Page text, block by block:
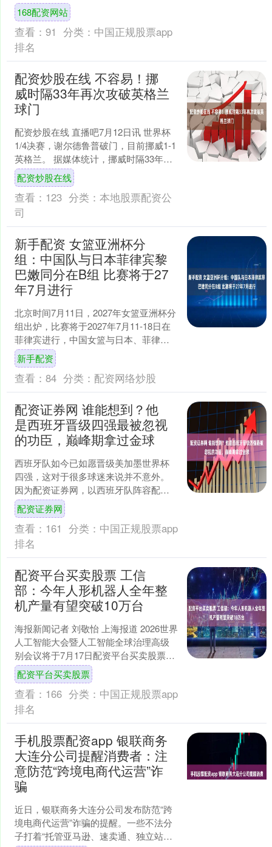
示：“让我们将目光转向AC米兰，米兰在
转会市场上已....
168配资网站
查看： 91 分类： 中国正规股票app
排名
配资炒股在线 不容易！挪
威时隔33年再次攻破英格兰
球门
配资炒股在线 直播吧7月12日讯 世界杯
1/4决赛，谢尔德鲁普破门，目前挪威1-1
英格兰。 据媒体统计，挪威时隔33年再
次在对阵英格兰的比赛中取得进球，上
次对阵....
配资炒股在线
查看： 123 分类： 本地股票配资公
司
新手配资 女篮亚洲杯分
组：中国队与日本菲律宾黎
巴嫩同分在B组 比赛将于27
年7月进行
北京时间7月11日，2027年女篮亚洲杯分
组出炉，比赛将于2027年7月11-18日在
菲律宾进行，中国女篮与日本、菲律
宾、黎巴嫩同组。 这是历史第32届比
赛，上....
新手配资
查看： 84 分类： 配资网络炒股
配资证券网 谁能想到？他
是西班牙晋级四强最被忽视
的功臣，巅峰期拿过金球
西班牙队如今已如愿晋级美加墨世界杯
四强，这对于很多球迷来说并不意外。
因为配资证券网，以西班牙队阵容配置
来看，斗牛士如果进不了世界杯四强，
绝对称得上是失败。球迷真....
配资证券网
查看： 161 分类： 中国正规股票app
排名
配资平台买卖股票 工信
部：今年人形机器人全年整
机产量有望突破10万台
海报新闻记者 刘敬怡 上海报道 2026世界
人工智能大会暨人工智能全球治理高级
别会议将于7月17日配资平台买卖股票至
20日在上海世博、张江、西岸“三地四
馆”启幕....
配资平台买卖股票
查看： 166 分类： 中国正规股票app
排名
手机股票配资app 银联商务
大连分公司提醒消费者：注
意防范“跨境电商代运营”诈
骗
近日，银联商务大连分公司发布防范“跨
境电商代运营”诈骗的提醒。一些不法分
子打着“托管亚马逊、速卖通、独立站、